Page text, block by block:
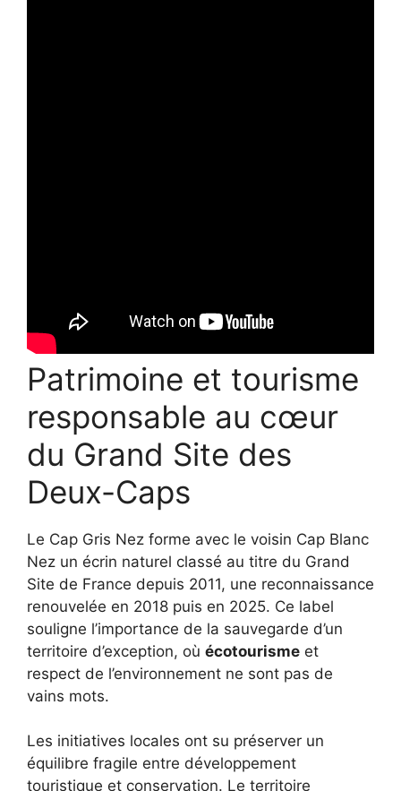
Patrimoine et tourisme
responsable au cœur
du Grand Site des
Deux-Caps
Le Cap Gris Nez forme avec le voisin Cap Blanc
Nez un écrin naturel classé au titre du Grand
Site de France depuis 2011, une reconnaissance
renouvelée en 2018 puis en 2025. Ce label
souligne l’importance de la sauvegarde d’un
territoire d’exception, où écotourisme et
respect de l’environnement ne sont pas de
vains mots.
Les initiatives locales ont su préserver un
équilibre fragile entre développement
touristique et conservation. Le territoire